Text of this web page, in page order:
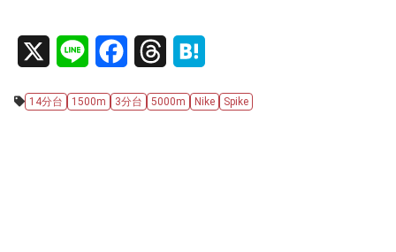
n
c
r
t
14分台 1500m 3分台 5000m Nike Spike